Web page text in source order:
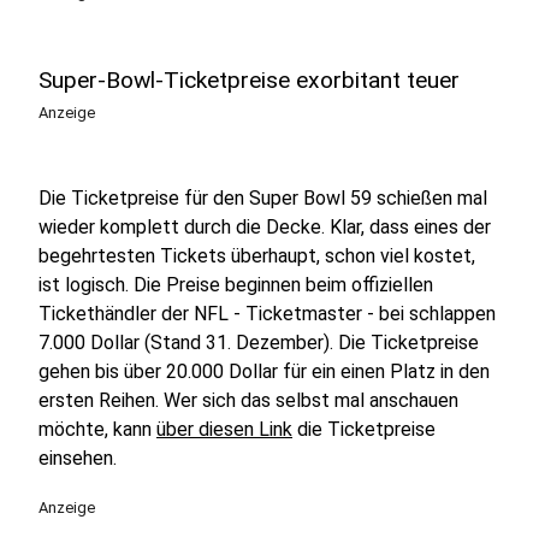
Super-Bowl-Ticketpreise exorbitant teuer
Anzeige
Die Ticketpreise für den Super Bowl 59 schießen mal
wieder komplett durch die Decke. Klar, dass eines der
begehrtesten Tickets überhaupt, schon viel kostet,
ist logisch. Die Preise beginnen beim offiziellen
Tickethändler der NFL - Ticketmaster - bei schlappen
7.000 Dollar (Stand 31. Dezember). Die Ticketpreise
gehen bis über 20.000 Dollar für ein einen Platz in den
ersten Reihen. Wer sich das selbst mal anschauen
möchte, kann über diesen Link die Ticketpreise
einsehen.
Anzeige